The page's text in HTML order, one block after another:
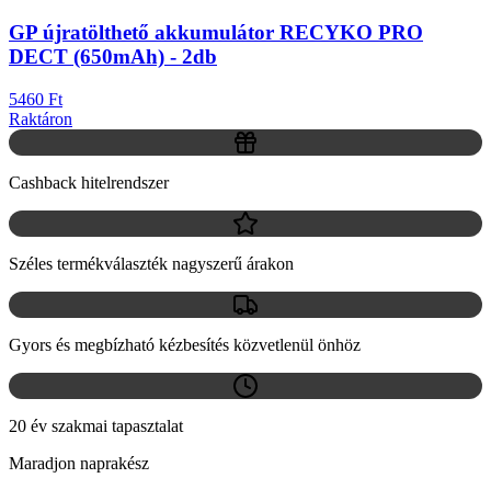
GP újratölthető akkumulátor RECYKO PRO
DECT (650mAh) - 2db
5460 Ft
Raktáron
Cashback hitelrendszer
Széles termékválaszték nagyszerű árakon
Gyors és megbízható kézbesítés közvetlenül önhöz
20 év szakmai tapasztalat
Maradjon naprakész